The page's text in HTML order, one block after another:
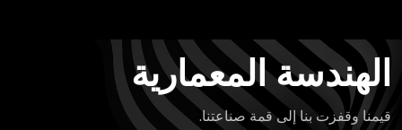
الهندسة المعمارية
قيمنا وقفزت بنا إلى قمة صناعتنا.